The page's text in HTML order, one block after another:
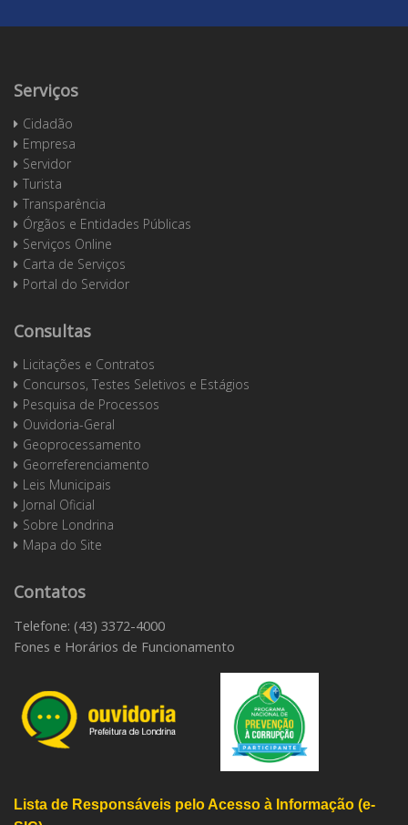
Serviços
Cidadão
Empresa
Servidor
Turista
Transparência
Órgãos e Entidades Públicas
Serviços Online
Carta de Serviços
Portal do Servidor
Consultas
Licitações e Contratos
Concursos, Testes Seletivos e Estágios
Pesquisa de Processos
Ouvidoria-Geral
Geoprocessamento
Georreferenciamento
Leis Municipais
Jornal Oficial
Sobre Londrina
Mapa do Site
Contatos
Telefone: (43) 3372-4000
Fones e Horários de Funcionamento
Lista de Responsáveis pelo Acesso à Informação (e-